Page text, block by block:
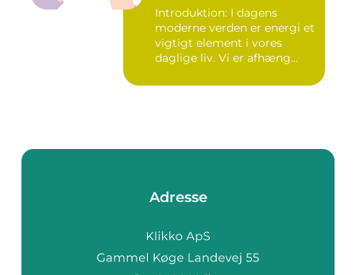
Introduktion: I dagens
moderne verden er energi et
vigtigt element i vores
daglige liv. Vi er afhæng...
Adresse